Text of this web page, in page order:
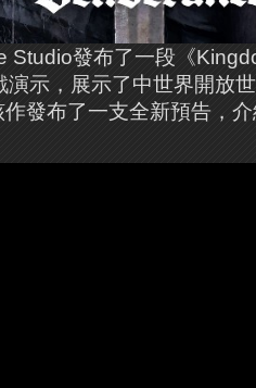
Studio發布了一段《
示，展示了中世界開放
發布了一支全新預告，